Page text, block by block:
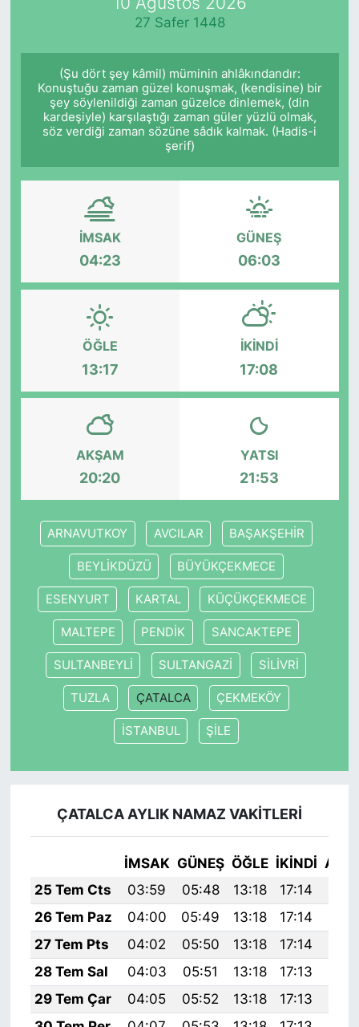
27 Safer 1448
(Şu dört şey kâmil) müminin ahlâkındandır:
Konuştuğu zaman güzel konuşmak, (kendisine) bir
şey söylenildiği zaman güzelce dinlemek, (din
kardeşiyle) karşılaştığı zaman güler yüzlü olmak,
söz verdiği zaman sözüne sâdık kalmak. (Hadis-i
şerif)
İMSAK
04:23
GÜNEŞ
06:03
ÖĞLE
13:17
İKINDI
17:08
AKŞAM
20:20
YATSI
21:53
ARNAVUTKOY AVCILAR BAŞAKŞEHİR
BEYLİKDÜZÜ BÜYÜKÇEKMECE
ESENYURT KARTAL KÜÇÜKÇEKMECE
MALTEPE PENDİK SANCAKTEPE
SULTANBEYLİ SULTANGAZİ SİLİVRİ
TUZLA ÇATALCA ÇEKMEKÖY
İSTANBUL ŞİLE
ÇATALCA AYLIK NAMAZ VAKITLERI
İMSAK GÜNEŞ ÖĞLE İKINDI
25 Tem Cts
03:59 05:48 13:18 17:14
26 Tem Paz
04:00 05:49 13:18 17:14
27 Tem Pts
04:02 05:50 13:18 17:14
28 Tem Sal
04:03 05:51 13:18 17:13
29 Tem Çar
04:05 05:52 13:18 17:13